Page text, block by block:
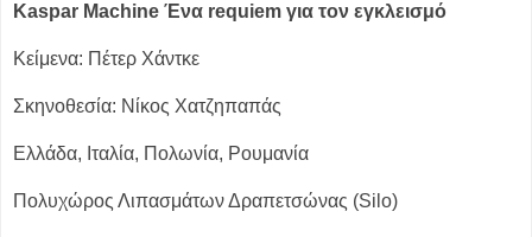
Kaspar Machine Ένα requiem για τον εγκλεισμό
Κείμενα: Πέτερ Χάντκε
Σκηνοθεσία: Νίκος Χατζηπαπάς
Ελλάδα, Ιταλία, Πολωνία, Ρουμανία
Πολυχώρος Λιπασμάτων Δραπετσώνας (Silo)